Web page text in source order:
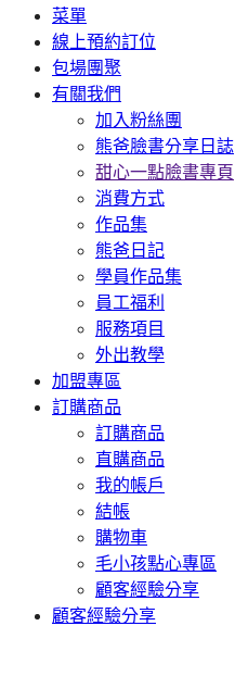
菜單
線上預約訂位
包場團聚
有關我們
加入粉絲團
熊爸臉書分享日誌
甜心一點臉書專頁
消費方式
作品集
熊爸日記
學員作品集
員工福利
服務項目
外出教學
加盟專區
訂購商品
訂購商品
直購商品
我的帳戶
結帳
購物車
毛小孩點心專區
顧客經驗分享
顧客經驗分享